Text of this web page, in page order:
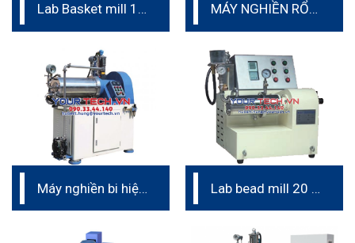
Lab Basket mill 1L
MÁY NGHIỀN RỔ
Máy nghiền bi hiệu
Lab bead mill 20 –